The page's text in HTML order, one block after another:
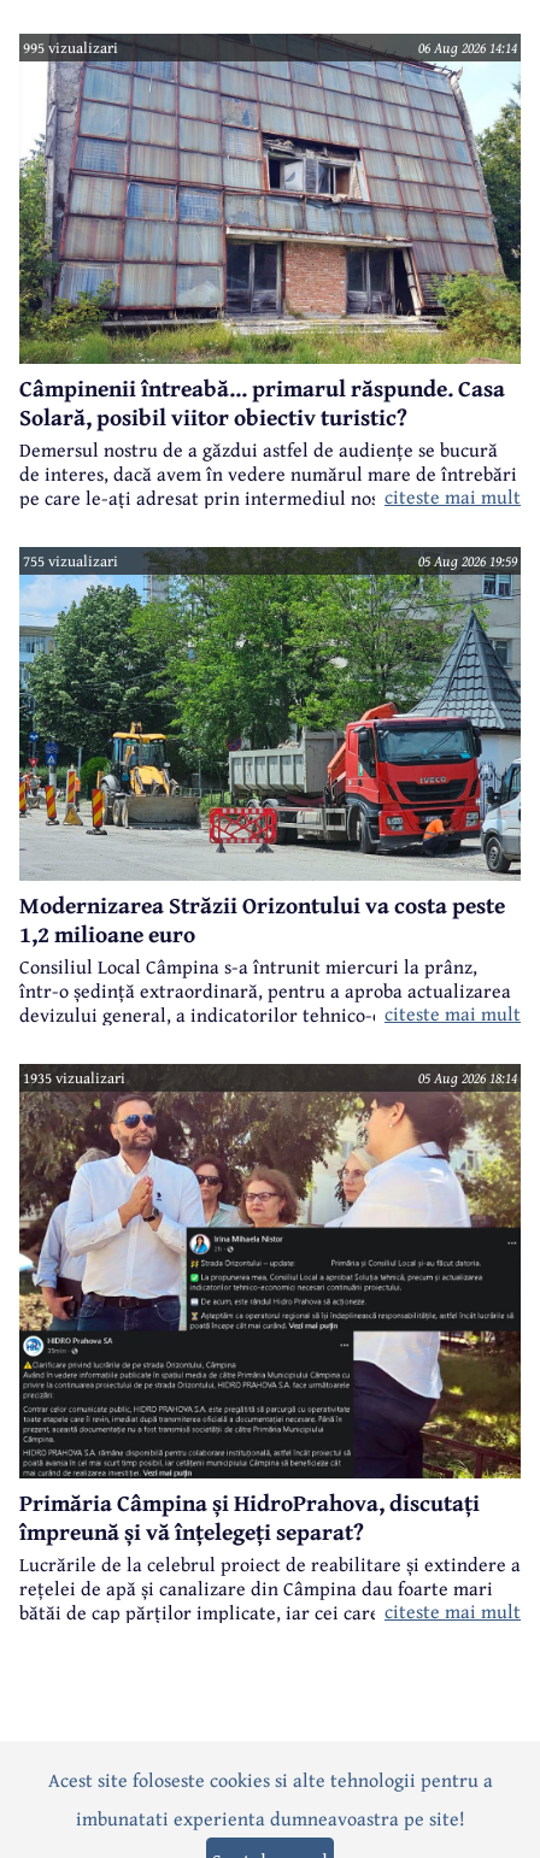
estival.
995 vizualizari 06 Aug 2026 14:14
Câmpinenii întreabă... primarul răspunde. Casa
Solară, posibil viitor obiectiv turistic?
Demersul nostru de a găzdui astfel de audiențe se bucură
de interes, dacă avem în vedere numărul mare de întrebări
pe care le-ați adresat prin intermediul nostru primarului
citeste mai mult
755 vizualizari 05 Aug 2026 19:59
Modernizarea Străzii Orizontului va costa peste
1,2 milioane euro
Consiliul Local Câmpina s-a întrunit miercuri la prânz,
într-o ședință extraordinară, pentru a aproba actualizarea
devizului general, a indicatorilor tehnico-economici și a
realizarea modernizării Străzii Orizontului, obiectiv
finanțat prin Programul Național de Investiții ”Anghel
Saligny”.
citeste mai mult
1935 vizualizari 05 Aug 2026 18:14
Primăria Câmpina și HidroPrahova, discutați
împreună și vă înțelegeți separat?
Lucrările de la celebrul proiect de reabilitare și extindere a
rețelei de apă și canalizare din Câmpina dau foarte mari
bătăi de cap părților implicate, iar cei care suferă sunt
citeste mai mult
ActualitatePoliticăSocialEvenimentInterviuri
Editorial Sport Anunțuri
Acest site foloseste cookies si alte tehnologii pentru a
imbunatati experienta dumneavoastra pe site!